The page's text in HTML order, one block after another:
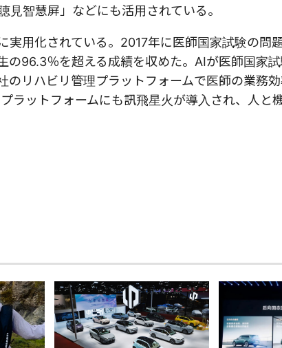
智慧屏」などにも活用されている。
実用化されている。2017年に医師国家試験の問
96.3％を超える成績を収めた。AIが医師国家
のリハビリ管理プラットフォームで医師の業務
ラットフォームにも訊飛星火が導入され、人と